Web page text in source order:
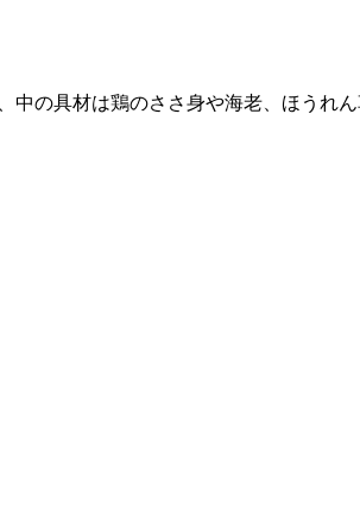
具材は鶏のささ身や海老、ほうれん